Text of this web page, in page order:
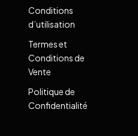
Conditions
d’utilisation
Termes et
Conditions de
Vente
Politique de
Confidentialité